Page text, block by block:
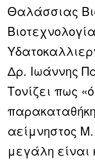
Θαλάσσιας
Δρ. Ιωάννης
Τονίζει πως
αείμνηστος
μεγάλη είναι